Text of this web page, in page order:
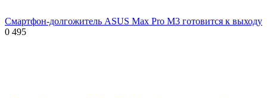
Смартфон-долгожитель ASUS Max Pro M3 готовится к выходу
0 495